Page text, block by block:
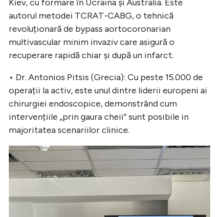
Kiev, cu formare în Ucraina și Australia. Este
autorul metodei TCRAT-CABG, o tehnică
revoluționară de bypass aortocoronarian
multivascular minim invaziv care asigură o
recuperare rapidă chiar și după un infarct.
• Dr. Antonios Pitsis (Grecia): Cu peste 15.000 de
operații la activ, este unul dintre liderii europeni ai
chirurgiei endoscopice, demonstrând cum
intervențiile „prin gaura cheii” sunt posibile in
majoritatea scenariilor clinice.